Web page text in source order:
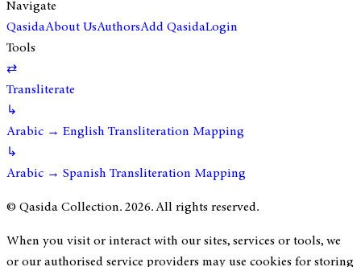
Navigate
QasidaAbout UsAuthorsAdd QasidaLogin
Tools
⇄
Transliterate
↳
Arabic → English Transliteration Mapping
↳
Arabic → Spanish Transliteration Mapping
© Qasida Collection.2026. All rights reserved.
When you visit or interact with our sites, services or tools, we
or our authorised service providers may use cookies for storing